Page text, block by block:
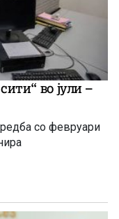
во јули –
со февруари